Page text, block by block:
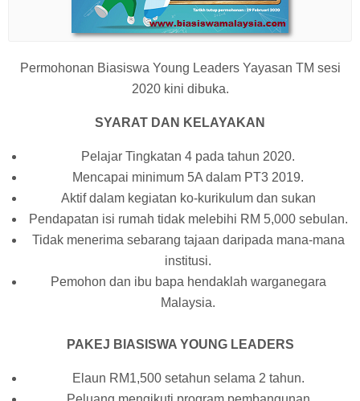
Permohonan Biasiswa Young Leaders Yayasan TM sesi
2020 kini dibuka.
SYARAT DAN KELAYAKAN
Pelajar Tingkatan 4 pada tahun 2020.
Mencapai minimum 5A dalam PT3 2019.
Aktif dalam kegiatan ko-kurikulum dan sukan
Pendapatan isi rumah tidak melebihi RM 5,000 sebulan.
Tidak menerima sebarang tajaan daripada mana-mana
institusi.
Pemohon dan ibu bapa hendaklah warganegara
Malaysia.
PAKEJ BIASISWA YOUNG LEADERS
Elaun RM1,500 setahun selama 2 tahun.